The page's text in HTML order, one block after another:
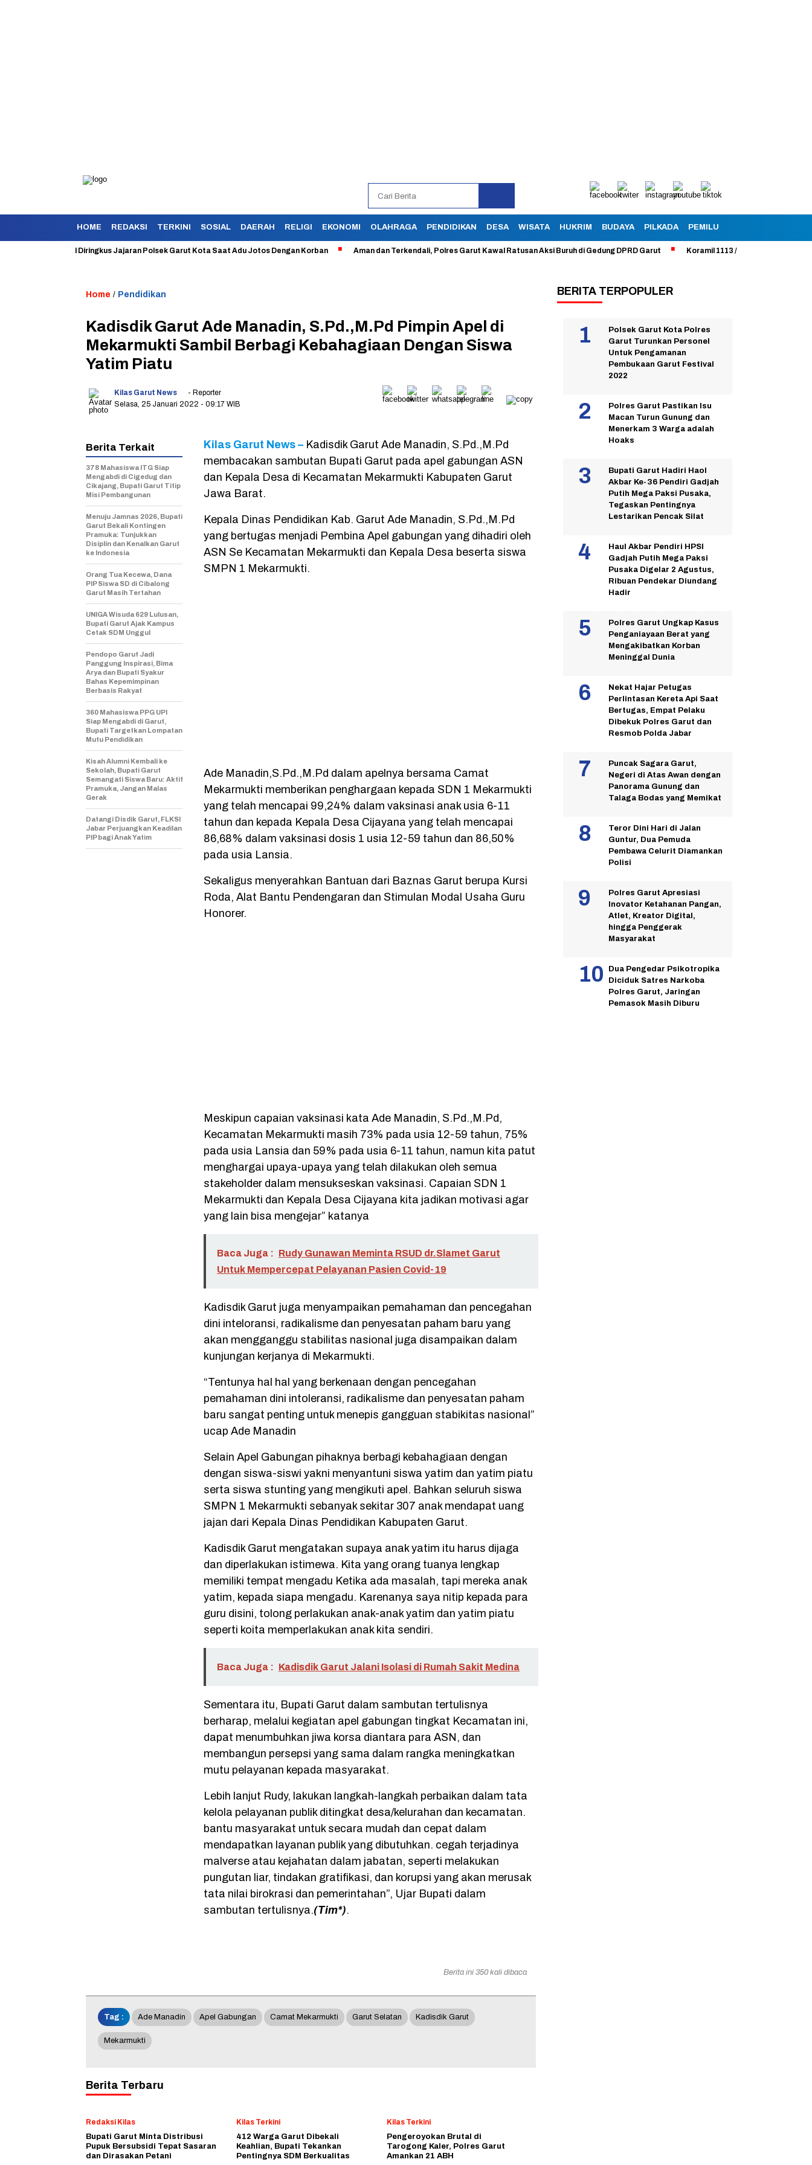
HOME REDAKSI TERKINI SOSIAL DAERAH RELIGI EKONOMI OLAHRAGA PENDIDIKAN DESA WISATA HUKRIM BUDAYA PILKADA PEMILU
Berhasil Diringkus Jajaran Polsek Garut Kota Saat Adu Jotos Dengan Korban Aman dan Terkendali, Polres Garut Kawal Ratusan Aksi Buruh di Gedung DPRD Garut Koramil 1113 /Bayongbong Uji Coba
Home / Pendidikan
Kadisdik Garut Ade Manadin, S.Pd.,M.Pd Pimpin Apel di
Mekarmukti Sambil Berbagi Kebahagiaan Dengan Siswa
Yatim Piatu
Kilas Garut News
- Reporter
Selasa, 25 Januari 2022 - 09:17 WIB
Kilas Garut News – Kadisdik Garut Ade Manadin, S.Pd.,M.Pd
membacakan sambutan Bupati Garut pada apel gabungan ASN
dan Kepala Desa di Kecamatan Mekarmukti Kabupaten Garut
Jawa Barat.
Kepala Dinas Pendidikan Kab. Garut Ade Manadin, S.Pd.,M.Pd
yang bertugas menjadi Pembina Apel gabungan yang dihadiri oleh
ASN Se Kecamatan Mekarmukti dan Kepala Desa beserta siswa
SMPN 1 Mekarmukti.
Ade Manadin,S.Pd.,M.Pd dalam apelnya bersama Camat
Mekarmukti memberikan penghargaan kepada SDN 1 Mekarmukti
yang telah mencapai 99,24% dalam vaksinasi anak usia 6-11
tahun dan kepada Kepala Desa Cijayana yang telah mencapai
86,68% dalam vaksinasi dosis 1 usia 12-59 tahun dan 86,50%
pada usia Lansia.
Sekaligus menyerahkan Bantuan dari Baznas Garut berupa Kursi
Roda, Alat Bantu Pendengaran dan Stimulan Modal Usaha Guru
Honorer.
Meskipun capaian vaksinasi kata Ade Manadin, S.Pd.,M.Pd,
Kecamatan Mekarmukti masih 73% pada usia 12-59 tahun, 75%
pada usia Lansia dan 59% pada usia 6-11 tahun, namun kita patut
menghargai upaya-upaya yang telah dilakukan oleh semua
stakeholder dalam mensukseskan vaksinasi. Capaian SDN 1
Mekarmukti dan Kepala Desa Cijayana kita jadikan motivasi agar
yang lain bisa mengejar” katanya
Baca Juga : Rudy Gunawan Meminta RSUD dr.Slamet Garut
Untuk Mempercepat Pelayanan Pasien Covid-19
Kadisdik Garut juga menyampaikan pemahaman dan pencegahan
dini inteloransi, radikalisme dan penyesatan paham baru yang
akan mengganggu stabilitas nasional juga disampaikan dalam
kunjungan kerjanya di Mekarmukti.
“Tentunya hal hal yang berkenaan dengan pencegahan
pemahaman dini intoleransi, radikalisme dan penyesatan paham
baru sangat penting untuk menepis gangguan stabikitas nasional”
ucap Ade Manadin
Selain Apel Gabungan pihaknya berbagi kebahagiaan dengan
dengan siswa-siswi yakni menyantuni siswa yatim dan yatim piatu
serta siswa stunting yang mengikuti apel. Bahkan seluruh siswa
SMPN 1 Mekarmukti sebanyak sekitar 307 anak mendapat uang
jajan dari Kepala Dinas Pendidikan Kabupaten Garut.
Kadisdik Garut mengatakan supaya anak yatim itu harus dijaga
dan diperlakukan istimewa. Kita yang orang tuanya lengkap
memiliki tempat mengadu Ketika ada masalah, tapi mereka anak
yatim, kepada siapa mengadu. Karenanya saya nitip kepada para
guru disini, tolong perlakukan anak-anak yatim dan yatim piatu
seperti koita memperlakukan anak kita sendiri.
Baca Juga : Kadisdik Garut Jalani Isolasi di Rumah Sakit Medina
Sementara itu, Bupati Garut dalam sambutan tertulisnya
berharap, melalui kegiatan apel gabungan tingkat Kecamatan ini,
dapat menumbuhkan jiwa korsa diantara para ASN, dan
membangun persepsi yang sama dalam rangka meningkatkan
mutu pelayanan kepada masyarakat.
Lebih lanjut Rudy, lakukan langkah-langkah perbaikan dalam tata
kelola pelayanan publik ditingkat desa/kelurahan dan kecamatan.
bantu masyarakat untuk secara mudah dan cepat dalam
mendapatkan layanan publik yang dibutuhkan. cegah terjadinya
malverse atau kejahatan dalam jabatan, seperti melakukan
pungutan liar, tindakan gratifikasi, dan korupsi yang akan merusak
tata nilai birokrasi dan pemerintahan”, Ujar Bupati dalam
sambutan tertulisnya.(Tim*).
Berita Terkait
378 Mahasiswa ITG Siap
Mengabdi di Cigedug dan
Cikajang, Bupati Garut Titip
Misi Pembangunan
Menuju Jamnas 2026, Bupati
Garut Bekali Kontingen
Pramuka: Tunjukkan
Disiplin dan Kenalkan Garut
ke Indonesia
Orang Tua Kecewa, Dana
PIP Siswa SD di Cibalong
Garut Masih Tertahan
UNIGA Wisuda 629 Lulusan,
Bupati Garut Ajak Kampus
Cetak SDM Unggul
Pendopo Garut Jadi
Panggung Inspirasi, Bima
Arya dan Bupati Syakur
Bahas Kepemimpinan
Berbasis Rakyat
360 Mahasiswa PPG UPI
Siap Mengabdi di Garut,
Bupati Targetkan Lompatan
Mutu Pendidikan
Kisah Alumni Kembali ke
Sekolah, Bupati Garut
Semangati Siswa Baru: Aktif
Pramuka, Jangan Malas
Gerak
Datangi Disdik Garut, FLKSI
Jabar Perjuangkan Keadilan
PIP bagi Anak Yatim
Berita ini 350 kali dibaca
Tag : Ade Manadin Apel Gabungan Camat Mekarmukti Garut Selatan Kadisdik Garut
Mekarmukti
Berita Terbaru
Redaksi Kilas
Bupati Garut Minta Distribusi
Pupuk Bersubsidi Tepat Sasaran
dan Dirasakan Petani
Kilas Terkini
412 Warga Garut Dibekali
Keahlian, Bupati Tekankan
Pentingnya SDM Berkualitas
Kilas Terkini
Pengeroyokan Brutal di
Tarogong Kaler, Polres Garut
Amankan 21 ABH
BERITA TERPOPULER
Polsek Garut Kota Polres
Garut Turunkan Personel
Untuk Pengamanan
Pembukaan Garut Festival
2022
Polres Garut Pastikan Isu
Macan Turun Gunung dan
Menerkam 3 Warga adalah
Hoaks
Bupati Garut Hadiri Haol
Akbar Ke-36 Pendiri Gadjah
Putih Mega Paksi Pusaka,
Tegaskan Pentingnya
Lestarikan Pencak Silat
Haul Akbar Pendiri HPSI
Gadjah Putih Mega Paksi
Pusaka Digelar 2 Agustus,
Ribuan Pendekar Diundang
Hadir
Polres Garut Ungkap Kasus
Penganiayaan Berat yang
Mengakibatkan Korban
Meninggal Dunia
Nekat Hajar Petugas
Perlintasan Kereta Api Saat
Bertugas, Empat Pelaku
Dibekuk Polres Garut dan
Resmob Polda Jabar
Puncak Sagara Garut,
Negeri di Atas Awan dengan
Panorama Gunung dan
Talaga Bodas yang Memikat
Teror Dini Hari di Jalan
Guntur, Dua Pemuda
Pembawa Celurit Diamankan
Polisi
Polres Garut Apresiasi
Inovator Ketahanan Pangan,
Atlet, Kreator Digital,
hingga Penggerak
Masyarakat
Dua Pengedar Psikotropika
Diciduk Satres Narkoba
Polres Garut, Jaringan
Pemasok Masih Diburu